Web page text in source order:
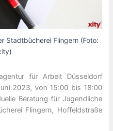
Stadtbücherei Flingern (Foto:
für Arbeit Düsseldorf
2023, von 15:00 bis 18:00
Beratung für Jugendliche
Flingern, Hoffeldstraße